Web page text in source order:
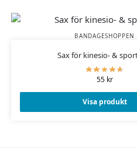
BANDAGESHOPPEN
Sax för kinesio- &
55 kr
Visa produkt